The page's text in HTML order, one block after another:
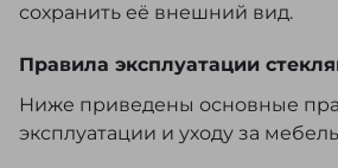
сохранить её внешний вид.
Правила эксплуатации
Ниже приведены основные
эксплуатации и уходу за